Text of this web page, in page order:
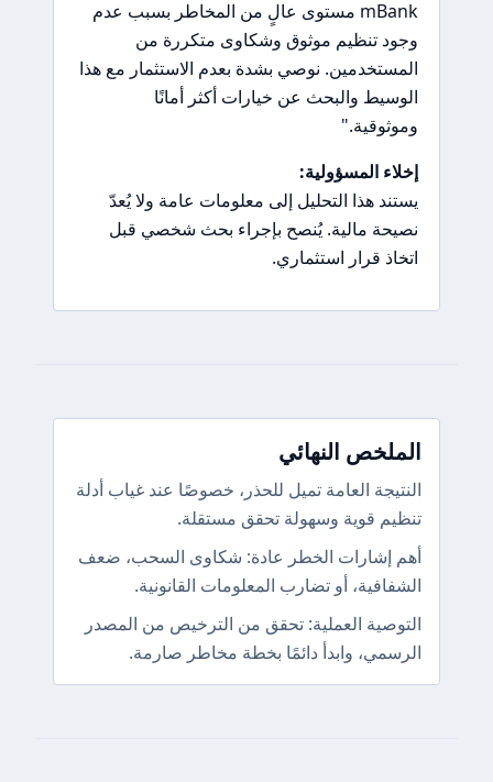
mBank مستوى عالٍ من المخاطر بسبب عدم
وجود تنظيم موثوق وشكاوى متكررة من
المستخدمين. نوصي بشدة بعدم الاستثمار مع هذا
الوسيط والبحث عن خيارات أكثر أمانًا
وموثوقية."
إخلاء المسؤولية:
يستند هذا التحليل إلى معلومات عامة ولا يُعدّ
نصيحة مالية. يُنصح بإجراء بحث شخصي قبل
اتخاذ قرار استثماري.
الملخص النهائي
النتيجة العامة تميل للحذر، خصوصًا عند غياب أدلة
تنظيم قوية وسهولة تحقق مستقلة.
أهم إشارات الخطر عادة: شكاوى السحب، ضعف
الشفافية، أو تضارب المعلومات القانونية.
التوصية العملية: تحقق من الترخيص من المصدر
الرسمي، وابدأ دائمًا بخطة مخاطر صارمة.